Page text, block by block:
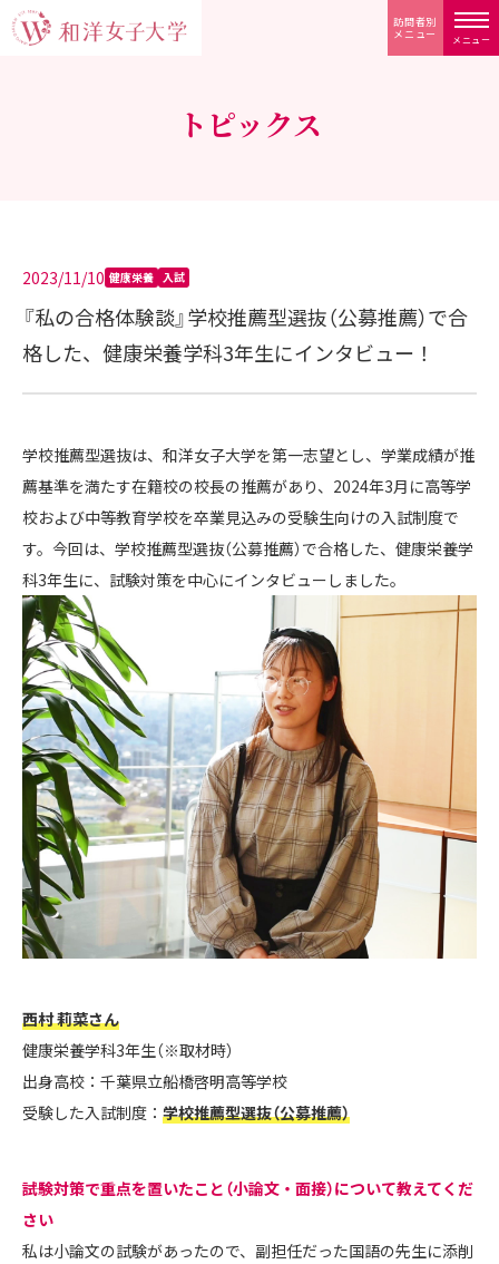
メニュー
訪問者別
メニュー
トピックス
2023/11/10 健康栄養 入試
『私の合格体験談』学校推薦型選抜（公募推薦）で合
格した、健康栄養学科3年生にインタビュー！
学校推薦型選抜は、和洋女子大学を第一志望とし、学業成績が推
薦基準を満たす在籍校の校長の推薦があり、2024年3月に高等学
校および中等教育学校を卒業見込みの受験生向けの入試制度で
す。今回は、学校推薦型選抜（公募推薦）で合格した、健康栄養学
科3年生に、試験対策を中心にインタビューしました。
西村 莉菜さん
健康栄養学科3年生（※取材時）
出身高校：千葉県立船橋啓明高等学校
受験した入試制度： 学校推薦型選抜（公募推薦）
――試験対策で重点を置いたこと（小論文・面接）について教えてくだ
さい
私は小論文の試験があったので、副担任だった国語の先生に添削